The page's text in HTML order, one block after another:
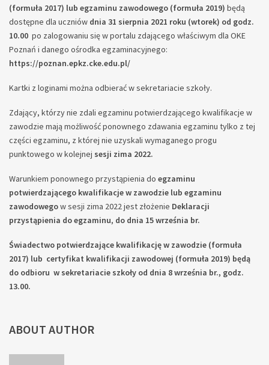
(formuła 2017) lub egzaminu zawodowego (formuła 2019) będą
dostępne dla uczniów dnia 31 sierpnia 2021 roku (wtorek) od godz.
10.00 po zalogowaniu się w portalu zdającego właściwym dla OKE
Poznań i danego ośrodka egzaminacyjnego:
https://poznan.epkz.cke.edu.pl/
Kartki z loginami można odbierać w sekretariacie szkoły.
Zdający, którzy nie zdali egzaminu potwierdzającego kwalifikacje w
zawodzie mają możliwość ponownego zdawania egzaminu tylko z tej
części egzaminu, z której nie uzyskali wymaganego progu
punktowego w kolejnej sesji zima 2022.
Warunkiem ponownego przystąpienia do egzaminu
potwierdzającego kwalifikacje w zawodzie lub egzaminu
zawodowegow sesji zima 2022 jest złożenie Deklaracji
przystąpienia do egzaminu, do dnia 15 września br.
Świadectwo potwierdzające kwalifikację w zawodzie (formuła
2017) lub certyfikat kwalifikacji zawodowej (formuła 2019) będą
do odbioru w sekretariacie szkoły od dnia 8 września br., godz.
13.00.
ABOUT AUTHOR